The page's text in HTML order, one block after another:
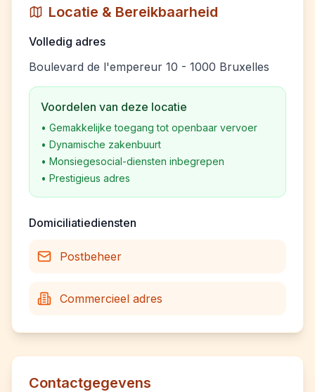
Locatie & Bereikbaarheid
Volledig adres
Boulevard de l'empereur 10 - 1000 Bruxelles
Voordelen van deze locatie
• Gemakkelijke toegang tot openbaar vervoer
• Dynamische zakenbuurt
• Monsiegesocial-diensten inbegrepen
• Prestigieus adres
Domiciliatiediensten
Postbeheer
Commercieel adres
Contactgegevens